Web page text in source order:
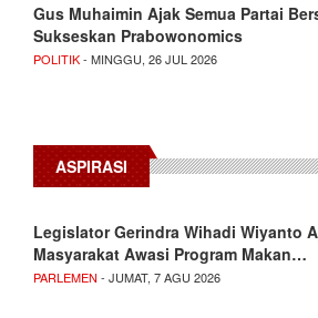
Gus Muhaimin Ajak Semua Partai
Sukseskan Prabowonomics
POLITIK- MINGGU, 26 JUL 2026
ASPIRASI
Legislator Gerindra Wihadi Wiyanto
Masyarakat Awasi Program Makan…
PARLEMEN - JUMAT, 7 AGU 2026